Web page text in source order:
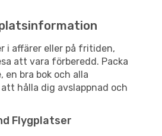
i affärer eller på fritiden,
att vara förberedd. Packa
en bra bok och alla
hålla dig avslappnad och
Flygplatser